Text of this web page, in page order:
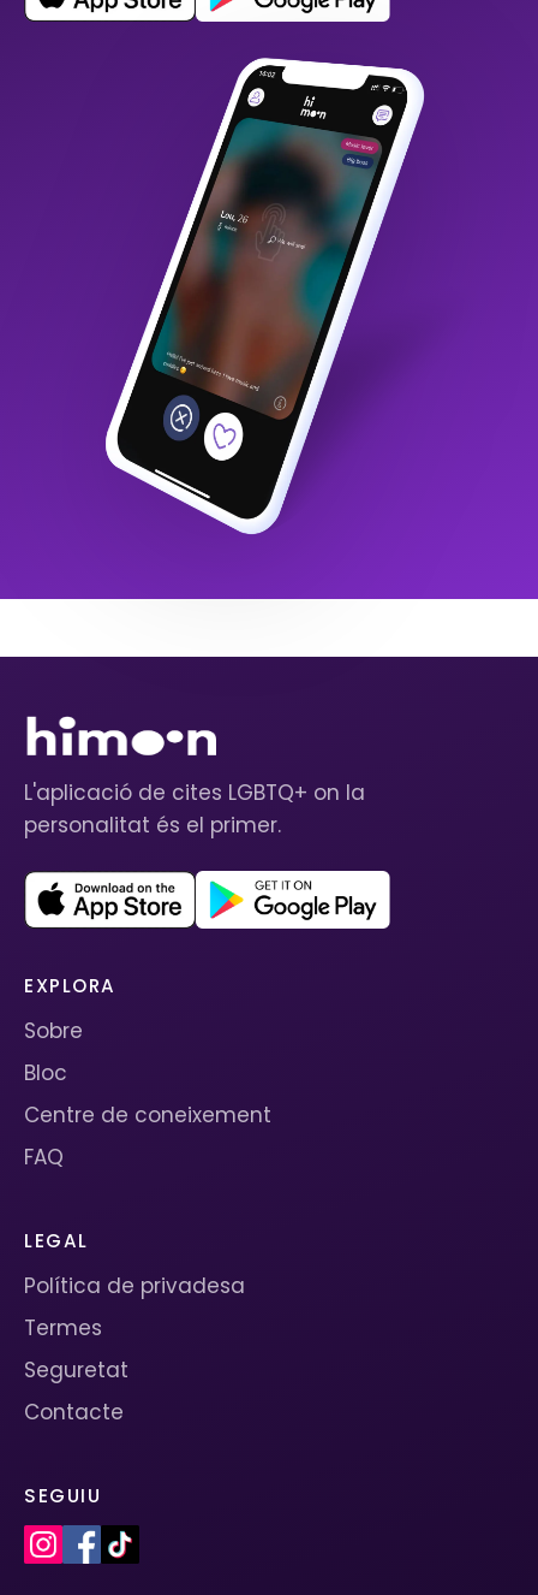
L'aplicació de cites LGBTQ+ on la
personalitat és el primer.
EXPLORA
Sobre
Bloc
Centre de coneixement
FAQ
LEGAL
Política de privadesa
Termes
Seguretat
Contacte
SEGUIU